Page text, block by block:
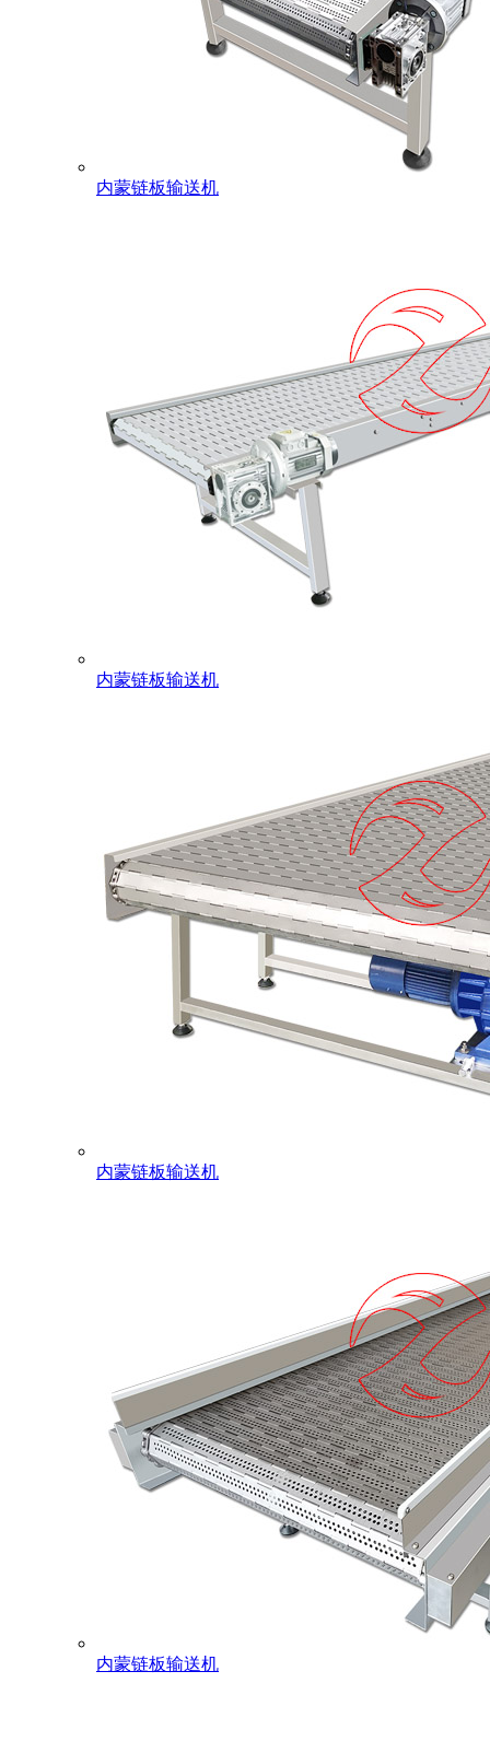
内蒙链板输送机
内蒙链板输送机
内蒙链板输送机
内蒙链板输送机